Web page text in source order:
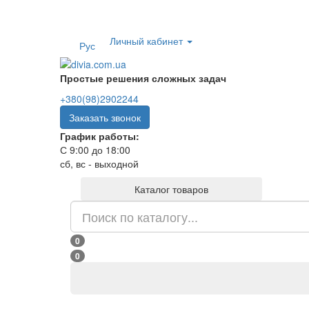
Личный кабинет
Простые решения сложных задач
+380(98)2902244
Заказать звонок
График работы:
С 9:00 до 18:00
сб, вс - выходной
Каталог товаров
0
0